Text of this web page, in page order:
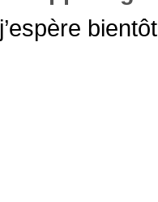
j’espère bientôt